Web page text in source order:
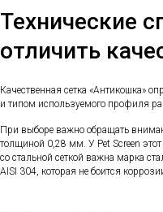
Технические
отличить
Качественная сетка «Антикошка»
и типом используемого профиля
При выборе важно обращать
толщиной 0,28 мм. У Pet Screen
со стальной сеткой важна марка
AISI 304, которая не боится